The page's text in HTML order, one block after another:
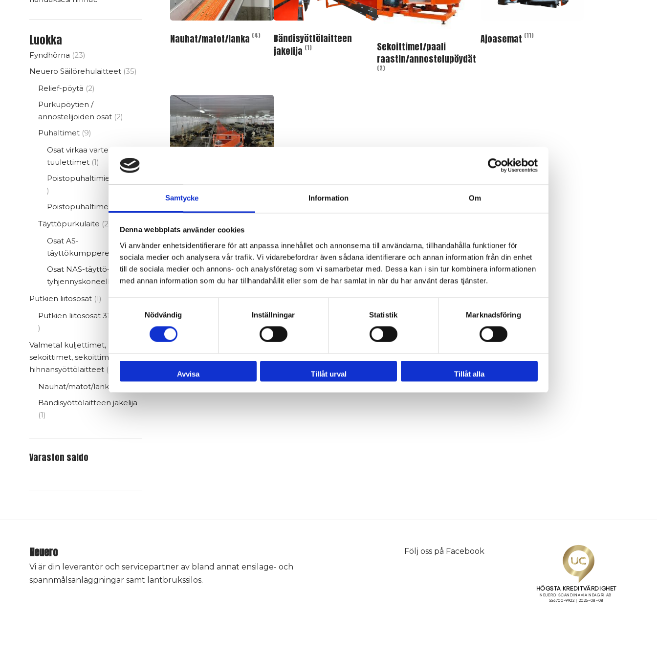
Samtycke Information Om
Denna webbplats använder cookies
Vi använder enhetsidentifierare för att anpassa innehållet och annonserna till användarna, tillhandahålla funktioner för
sociala medier och analysera vår trafik. Vi vidarebefordrar även sådana identifierare och annan information från din enhet
till de sociala medier och annons- och analysföretag som vi samarbetar med. Dessa kan i sin tur kombinera informationen
med annan information som du har tillhandahållit eller som de har samlat in när du har använt deras tjänster.
Nödvändig
Inställningar Statistik Marknadsföring
Avvisa Tillåt urval Tillåt alla
Luokka
Fyndhörna 2323
tuotetta
Neuero Säilörehulaitteet 3535
Relief-pöytä 22
tuotetta
Purkupöytien /
annostelijoiden osat 22
Puhaltimet 99
Osat virkaa varten.
tuulettimet 11
tuote
Poistopuhaltimien osat
8
tuotetta
Poistopuhaltimet
Täyttöpurkulaite 24
tuotetta
Osat AS-
täyttökumppereihin
14 14
tuotetta
Osat NAS-täyttö- ja
tyhjennyskoneelle
1919
Putkien liitososat 11
Putkien liitososat 310 mm
1
Valmetal kuljettimet,
sekoittimet, sekoittimet,
hihnansyöttölaitteet
tuotetta
Nauhat/matot/lanka
tuotetta
Bändisyöttölaitteen jakelija
11
Varaston saldo
Nauhat/matot/lanka (4)
Bändisyöttölaitteen
jakelija (1)
Sekoittimet/paali
raastin/annostelupöydät
(2)
Ajoasemat (11)
(28)
Neuero
Vi är din leverantör och servicepartner av bland annat ensilage- och
spannmålsanläggningar samt lantbrukssilos.
Följ oss på Facebook